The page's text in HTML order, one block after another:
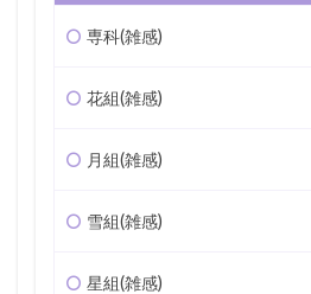
専科(雑感)
花組(雑感)
月組(雑感)
雪組(雑感)
星組(雑感)